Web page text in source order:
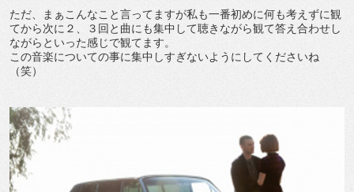
ただ、まぁこんなこと言ってますが私も一番初めに何も考えずに観
てから次に２、３回と曲にも集中して聴きながら観て答え合わせし
ながらといった感じで観てます。
この音楽についての事に集中しすぎないようにしてくださいね
（笑）